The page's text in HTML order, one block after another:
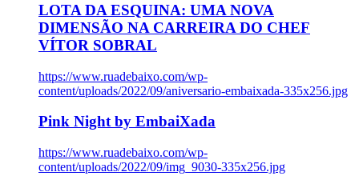
LOTA DA ESQUINA: UMA NOVA
DIMENSÃO NA CARREIRA DO CHEF
VÍTOR SOBRAL
https://www.ruadebaixo.com/wp-
content/uploads/2022/09/aniversario-embaixada-335x256.jpg
Pink Night by EmbaiXada
https://www.ruadebaixo.com/wp-
content/uploads/2022/09/img_9030-335x256.jpg